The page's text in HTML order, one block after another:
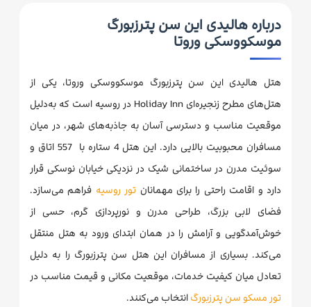
درباره هالیدی این سن پترزبورگ
موسکووسکی وروتا
هتل هالیدی این سن پترزبورگ موسکووسکی وروتا، یکی از
هتل‌های مطرح زنجیره‌ای Holiday Inn در روسیه است که به‌دلیل
موقعیت مناسب و دسترسی آسان به جاذبه‌های شهر، در میان
مسافران محبوبیت بالایی دارد. این هتل 4 ستاره با 557 اتاق و
سوئیت مدرن در ساختمانی شیک در نزدیکی خیابان نوسکی قرار
دارد و اقامت راحتی را برای مهمانان تور روسیه فراهم می‌سازد.
فضای لابی بزرگ، طراحی مدرن و نورپردازی گرم، حسی از
خوش‌آمدگویی و آرامش را در همان ابتدای ورود به هتل منتقل
می‌کند. بسیاری از مسافران این هتل سن پترزبورگ را به دلیل
تعادل میان کیفیت خدمات، موقعیت مکانی و قیمت مناسب در
تور مسکو سن پترزبورگانتخاب می‌کنند.